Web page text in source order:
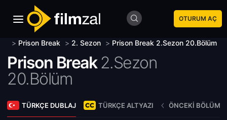
OTURUM AÇ
> Prison Break > 2. Sezon > Prison Break 2.Sezon 20.Bölüm
Prison Break 2.Sezon
20.Bölüm
TÜRKÇE DUBLAJ TÜRKÇE ALTYAZI ÖNCEKI BÖLÜM